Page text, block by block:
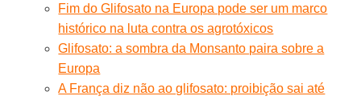
Fim do Glifosato na Europa pode ser um marco
histórico na luta contra os agrotóxicos
Glifosato: a sombra da Monsanto paira sobre a
Europa
A França diz não ao glifosato: proibição sai até